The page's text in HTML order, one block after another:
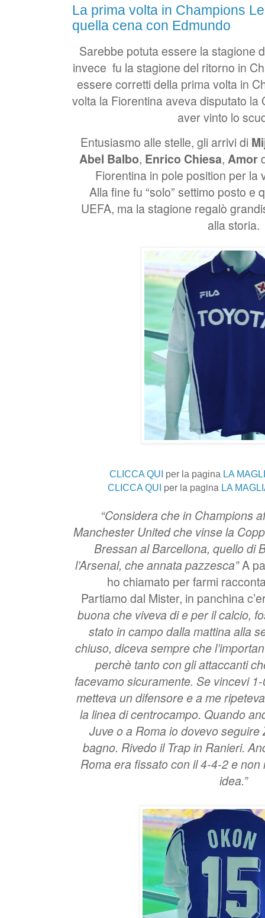
La prima volta in Champions
quella cena con Edmundo
Sarebbe potuta essere la stagione
invece fu la stagione del ritorno in
essere corretti della prima volta in
volta la Fiorentina aveva disputato la
aver vinto lo
Entusiasmo alle stelle, gli arrivi di
Abel Balbo, Enrico Chiesa,Amor
Fiorentina in pole position per la
Alla fine fu “solo” settimo posto e
UEFA, ma la stagione regalò
alla storia.
CLICCA QUI per la pagina LA
CLICCA QUI per la pagina LA
“Considera che in Champions
Manchester United che vinse la
Bressan al Barcellona, quello di
l’Arsenal, che annata pazzesca”A
ho chiamato per farmi
Partiamo dal Mister, in panchina
buona che viveva di e per il calcio,
stato in campo dalla mattina alla
chiuso, diceva sempre che
perchè tanto con gli attaccanti
facevamo sicuramente. Se vincevi
metteva un difensore e a me
la linea di centrocampo. Quando
Juve o a Roma io dovevo seguire
bagno. Rivedo il Trap in Ranieri.
Roma era fissato con il 4-4-2 e
idea.”